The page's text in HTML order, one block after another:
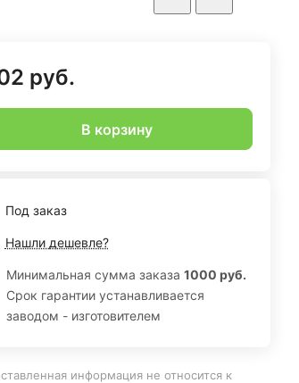
руб.
В корзину
Под заказ
Нашли дешевле?
Минимальная сумма заказа 1000 руб.
Срок гарантии устанавливается
заводом - изготовителем
информация не относится к